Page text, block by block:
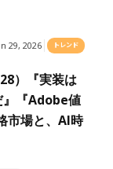
29, 2026 トレンド
）『実装は
』『Adobe値
市場と、AI時